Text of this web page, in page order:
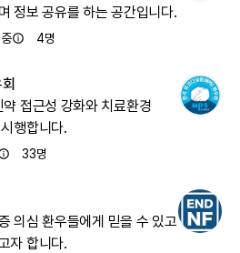
정보 공유를 하는 공간입니다.
4명
접근성 강화와 치료환경
행합니다.
33명
의심 환우들에게 믿을 수 있고
자 합니다.